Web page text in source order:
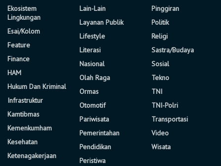
Ekosistem
Lingkungan
Esai/Kolom
Feature
Finance
HAM
Hukum Dan Kriminal
Infrastruktur
Kamtibmas
Kemenkumham
Kesehatan
Ketenagakerjaan
Lain-Lain
Layanan Publik
Lifestyle
Literasi
Nasional
Olah Raga
Ormas
Otomotif
Pariwisata
Pemerintahan
Pendidikan
Peristiwa
Pinggiran
Politik
Religi
Sastra/Budaya
Sosial
Tekno
TNI
TNI-Polri
Transportasi
Video
Wisata